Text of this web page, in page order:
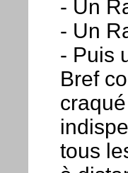
- Un
- Un
- Puis
Bref
tous